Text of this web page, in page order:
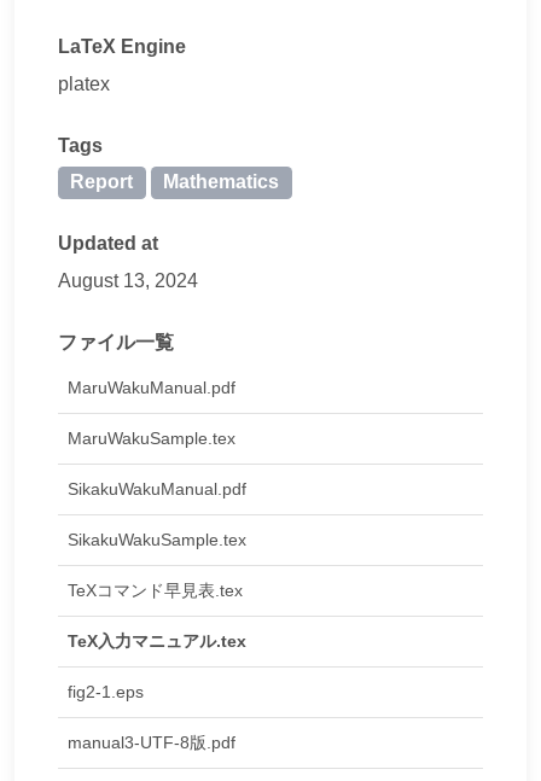
LaTeX Engine
platex
Tags
Report
Mathematics
Updated at
August 13, 2024
ファイル一覧
MaruWakuManual.pdf
MaruWakuSample.tex
SikakuWakuManual.pdf
SikakuWakuSample.tex
TeXコマンド早見表.tex
TeX入力マニュアル.tex
fig2-1.eps
manual3-UTF-8版.pdf